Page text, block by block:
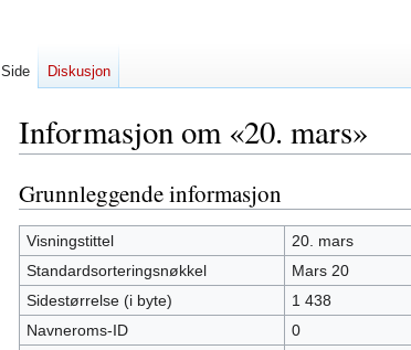
Informasjon om «20. mars»
Hopp
til
navigering
Hopp
til
søk
Grunnleggende informasjon
Visningstittel
20. mars
Standardsorteringsnøkkel
Mars 20
Sidestørrelse (i byte)
1 438
Navneroms-ID
0
Side Diskusjon